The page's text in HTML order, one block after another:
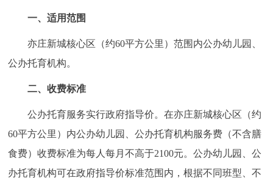
北京概况
多语种
一、适用范围
亦庄新城核心区（约60平方公里）范围内公办幼儿园、
公办托育机构。
二、收费标准
公办托育服务实行政府指导价。在亦庄新城核心区（约
60平方公里）内公办幼儿园、公办托育机构服务费（不含膳
食费）收费标准为每人每月不高于2100元。公办幼儿园、公
办托育机构可在政府指导价标准范围内，根据不同班型、不